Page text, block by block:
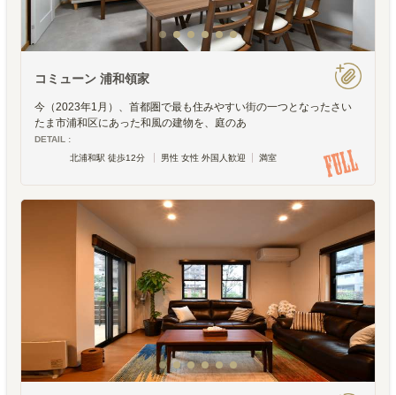
コミューン 浦和領家
今（2023年1月）、首都圏で最も住みやすい街の一つとなったさい
たま市浦和区にあった和風の建物を、庭のあ
DETAIL :
北浦和駅 徒歩12分
男性 女性 外国人歓迎 満室